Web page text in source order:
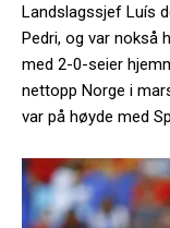
Landslagssjef Luís
Pedri, og var nokså
med 2-0-seier
nettopp Norge i
var på høyde med